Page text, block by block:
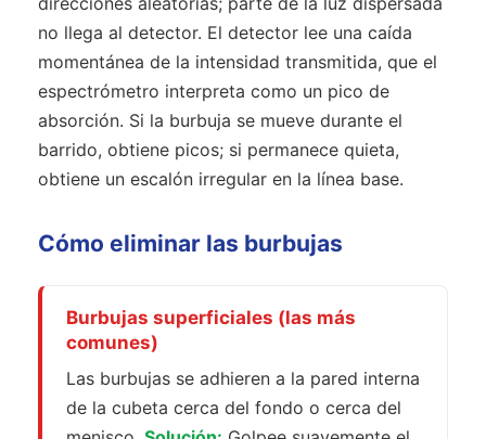
no llega al detector. El detector lee una caída
momentánea de la intensidad transmitida, que el
espectrómetro interpreta como un pico de
absorción. Si la burbuja se mueve durante el
barrido, obtiene picos; si permanece quieta,
obtiene un escalón irregular en la línea base.
Cómo eliminar las burbujas
Burbujas superficiales (las más
comunes)
Las burbujas se adhieren a la pared interna
de la cubeta cerca del fondo o cerca del